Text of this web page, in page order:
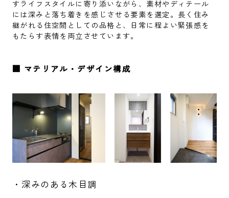
すライフスタイルに寄り添いながら、素材やディテール
には深みと落ち着きを感じさせる要素を選定。長く住み
継がれる住空間としての品格と、日常に程よい緊張感を
もたらす表情を両立させています。
■ マテリアル・デザイン構成
・深みのある木目調